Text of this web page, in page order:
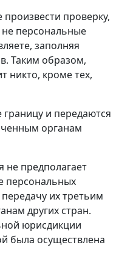
проверку,
персональные
заполняя
Таким образом,
никто, кроме тех,
и передаются
органам
предполагает
персональных
их третьим
других стран.
юрисдикции
была осуществлена